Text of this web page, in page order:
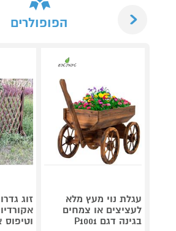
הפופולרים
עגלת נוי מעץ מלא
לעציצים או צמחים
בגינה דגם P1001
זוג